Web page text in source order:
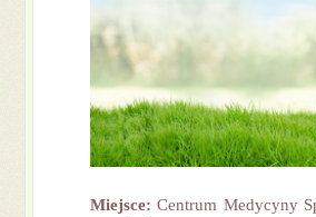
Miejsce:Centrum Medycyny